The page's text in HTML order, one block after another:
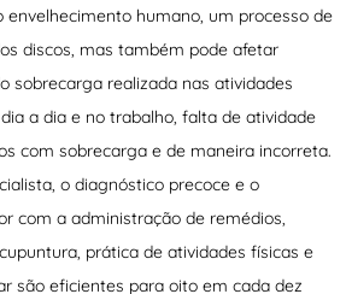
envelhecimento humano, um processo de
discos, mas também pode afetar
sobrecarga realizada nas atividades
a dia e no trabalho, falta de atividade
com sobrecarga e de maneira incorreta.
o diagnóstico precoce e o
com a administração de remédios,
prática de atividades físicas e
são eficientes para oito em cada dez